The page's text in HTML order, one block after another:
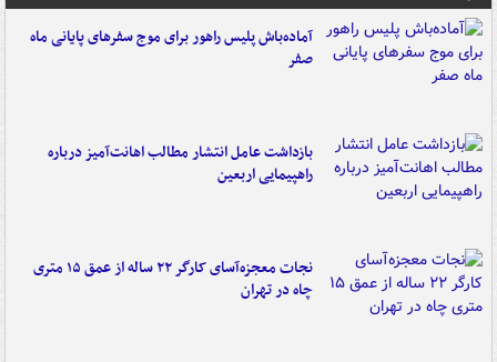
آماده‌باش پلیس راهور برای موج سفرهای پایانی ماه
صفر
بازداشت عامل انتشار مطالب اهانت‌آمیز درباره
راهپیمایی اربعین
نجات معجزه‌آسای کارگر ۲۲ ساله از عمق ۱۵ متری
چاه در تهران